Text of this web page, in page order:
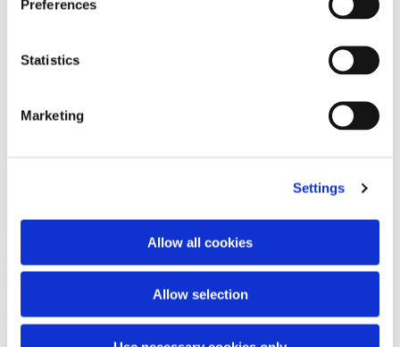
Preferences
Statistics
Marketing
Settings
Allow all cookies
Allow selection
Empty logo crop over tee
Logo over crewneck